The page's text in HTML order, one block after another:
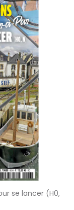
se lancer (H0,